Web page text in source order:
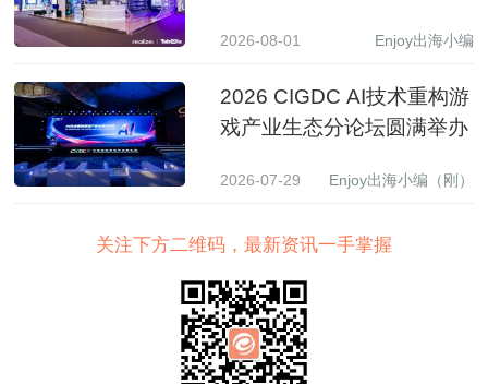
全球增长新图景
2026-08-01 Enjoy出海小编
2026 CIGDC AI技术重构游
戏产业生态分论坛圆满举办
2026-07-29 Enjoy出海小编（刚）
关注下方二维码，最新资讯一手掌握